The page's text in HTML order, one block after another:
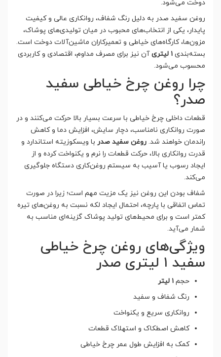
دوخت می‌شود.
روغن سفید صدر به دلیل رنگ شفاف، روانکاری عالی و کیفیت
پایدار، یکی از انتخاب‌های محبوب در میان تولیدی‌های پوشاک،
مزون‌ها، کارگاه‌های خیاطی و تعمیرکاران ماشین‌آلات دوخت است.
بسته‌بندی ۱ لیتری
آن نیز برای مصرف مداوم، اقتصادی و کاربردی
محسوب می‌شود.
چرا روغن چرخ خیاطی سفید
صدر؟
قطعات داخلی چرخ خیاطی با سرعت بسیار بالا حرکت می‌کنند و در
صورت روانکاری نامناسب، دچار سایش، افزایش دما و کاهش
راندمان خواهند شد. روغن سفید صدر با ویسکوزیته استاندارد و
قدرت روانکاری بالا، حرکت قطعات را نرم و یکنواخت کرده و از
ایجاد رسوب یا آسیب به سیستم روغن‌کاری دستگاه جلوگیری
می‌کند.
شفاف بودن این روغن نیز یک مزیت مهم است؛ زیرا در صورت
تماس اتفاقی با پارچه، احتمال ایجاد لکه نسبت به روغن‌های تیره
کمتر است و برای محیط‌های تولید پوشاک گزینه‌ای مناسب به
شمار می‌آید.
ویژگی‌های روغن چرخ خیاطی
سفید ۱ لیتری صدر
حجم ۱ لیتر
رنگ شفاف و سفید
روانکاری سریع و یکنواخت
کاهش اصطکاک و استهلاک قطعات
کمک به افزایش طول عمر چرخ خیاطی